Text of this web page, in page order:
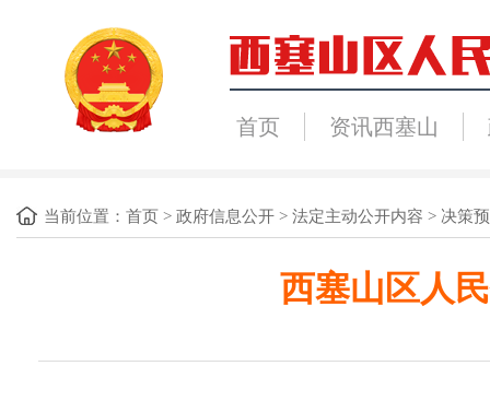
首页 资讯西塞山
当前位置： 首页 > 政府信息公开 > 法定主动公开内容 > 决策
西塞山区人